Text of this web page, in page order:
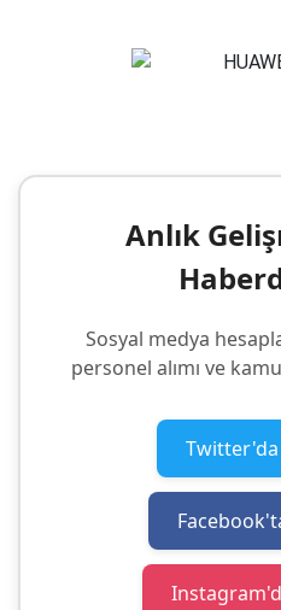
Anlık
Sosyal medya
personel alımı ve
Twitter'da